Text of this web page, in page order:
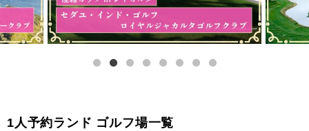
1人予約ランド ゴルフ場一覧